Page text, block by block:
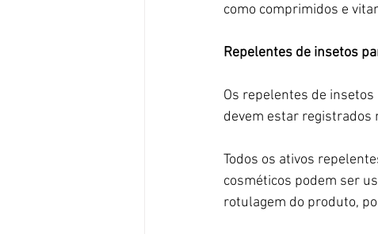
como comprimidos e
Repelentes de insetos
Os repelentes de insetos
devem estar registrados
Todos os ativos
cosméticos podem ser
rotulagem do produto,